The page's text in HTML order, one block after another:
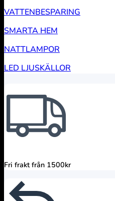
VATTENBESPARING
SMARTA HEM
NATTLAMPOR
LED LJUSKÄLLOR
Fri frakt från 1500kr